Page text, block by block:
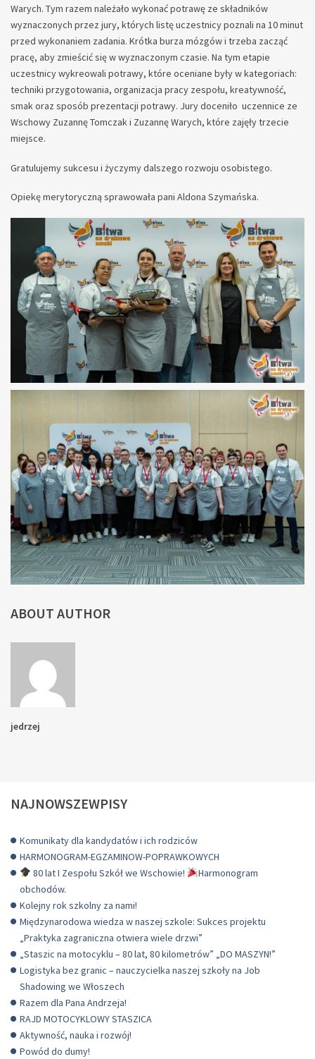
Warych. Tym razem należało wykonać potrawę ze składników
wyznaczonych przez jury, których listę uczestnicy poznali na 10 minut
przed wykonaniem zadania. Krótka burza mózgów i trzeba zacząć
pracę, aby zmieścić się w wyznaczonym czasie. Na tym etapie
uczestnicy wykreowali potrawy, które oceniane były w kategoriach:
techniki przygotowania, organizacja pracy zespołu, kreatywność,
smak oraz sposób prezentacji potrawy. Jury doceniło uczennice ze
Wschowy Zuzannę Tomczak i Zuzannę Warych, które zajęły trzecie
miejsce.
Gratulujemy sukcesu i życzymy dalszego rozwoju osobistego.
Opiekę merytoryczną sprawowała pani Aldona Szymańska.
ABOUT AUTHOR
jedrzej
NAJNOWSZEWPISY
Komunikaty dla kandydatów i ich rodziców
HARMONOGRAM-EGZAMINOW-POPRAWKOWYCH
80 lat I Zespołu Szkół we Wschowie!
Harmonogram
obchodów.
Kolejny rok szkolny za nami!
Międzynarodowa wiedza w naszej szkole: Sukces projektu
„Praktyka zagraniczna otwiera wiele drzwi”
„Staszic na motocyklu – 80 lat, 80 kilometrów” „DO MASZYN!”
Logistyka bez granic – nauczycielka naszej szkoły na Job
Shadowing we Włoszech
Razem dla Pana Andrzeja!
RAJD MOTOCYKLOWY STASZICA
Aktywność, nauka i rozwój!
Powód do dumy!